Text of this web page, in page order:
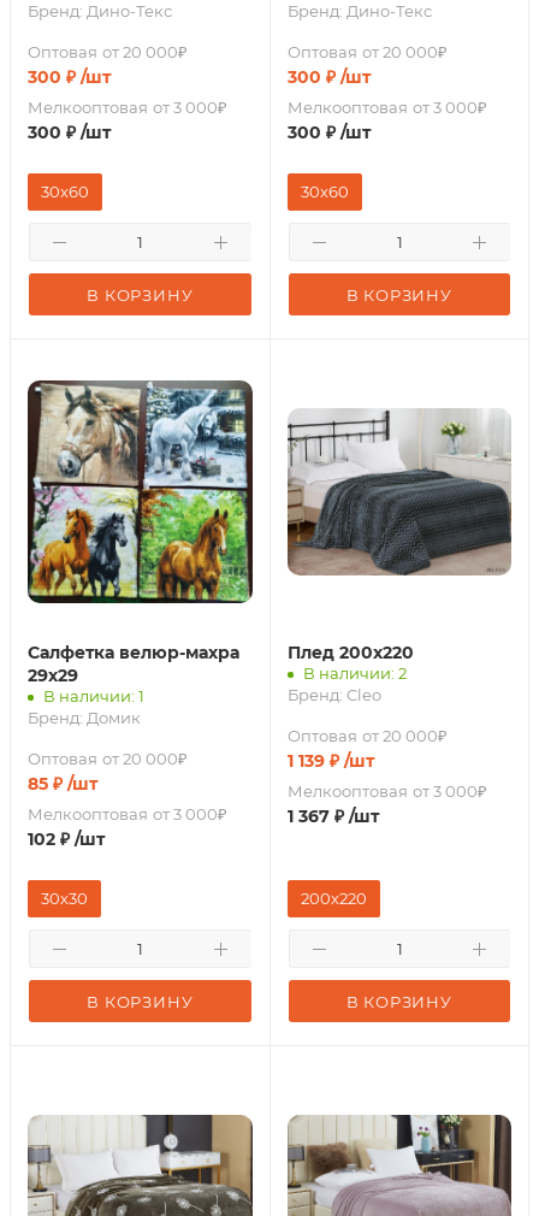
Бренд: Дино-Текс
Оптовая от 20 000₽
300 ₽ /шт
Мелкооптовая от 3 000₽
300 ₽ /шт
В КОРЗИНУ
30x60
Бренд: Дино-Текс
Оптовая от 20 000₽
300 ₽ /шт
Мелкооптовая от 3 000₽
300 ₽ /шт
В КОРЗИНУ
30x60
Салфетка велюр-махра
29х29
В наличии: 1
Бренд: Домик
Оптовая от 20 000₽
85 ₽ /шт
Мелкооптовая от 3 000₽
102 ₽ /шт
В КОРЗИНУ
30х30
Плед 200х220
В наличии: 2
Бренд: Cleo
Оптовая от 20 000₽
1 139₽ /шт
Мелкооптовая от 3 000₽
1 367₽ /шт
В КОРЗИНУ
200х220